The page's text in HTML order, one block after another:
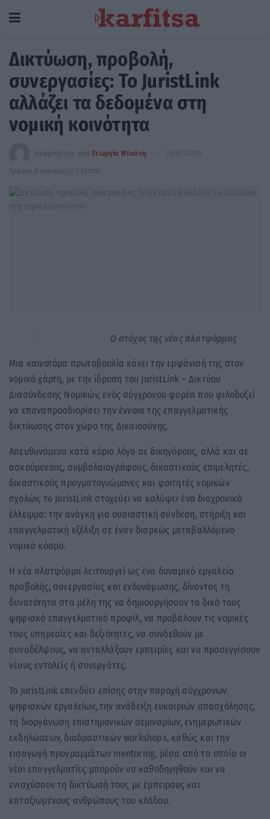
Δικτύωση, προβολή,
συνεργασίες: Το JuristLink
αλλάζει τα δεδομένα στη
νομική κοινότητα
Αναρτήθηκε από Γεωργία Ντούνη
21/07/2025
Χρόνος Ανάγνωσης: 1 λεπτό
Ο στόχος της νέας πλατφόρμας
Μια καινοτόμα πρωτοβουλία κάνει την εμφάνισή της στον
νομικό χάρτη, με την ίδρυση του JuristLink – Δικτύου
Διασύνδεσης Νομικών, ενός σύγχρονου φορέα που φιλοδοξεί
να επαναπροσδιορίσει την έννοια της επαγγελματικής
δικτύωσης στον χώρο της Δικαιοσύνης.
Απευθυνόμενο κατά κύριο λόγο σε δικηγόρους, αλλά και σε
ασκούμενους, συμβολαιογράφους, δικαστικούς επιμελητές,
δικαστικούς πραγματογνώμονες και φοιτητές νομικών
σχολών, το JuristLink στοχεύει να καλύψει ένα διαχρονικό
έλλειμμα: την ανάγκη για ουσιαστική σύνδεση, στήριξη και
επαγγελματική εξέλιξη σε έναν διαρκώς μεταβαλλόμενο
νομικό κόσμο.
Η νέα πλατφόρμα λειτουργεί ως ένα δυναμικό εργαλείο
προβολής, συνεργασίας και ενδυνάμωσης, δίνοντας τη
δυνατότητα στα μέλη της να δημιουργήσουν το δικό τους
ψηφιακό επαγγελματικό προφίλ, να προβάλουν τις νομικές
τους υπηρεσίες και δεξιότητες, να συνδεθούν με
συναδέλφους, να ανταλλάξουν εμπειρίες και να προσεγγίσουν
νέους εντολείς ή συνεργάτες.
Το JuristLink επενδύει επίσης στην παροχή σύγχρονων
ψηφιακών εργαλείων, την ανάδειξη ευκαιριών απασχόλησης,
τη διοργάνωση επιστημονικών σεμιναρίων, ενημερωτικών
εκδηλώσεων, διαδραστικών workshops, καθώς και την
εισαγωγή προγραμμάτων mentoring, μέσα από τα οποία οι
νέοι επαγγελματίες μπορούν να καθοδηγηθούν και να
ενισχύσουν τη δικτύωσή τους με έμπειρους και
καταξιωμένους ανθρώπους του κλάδου.